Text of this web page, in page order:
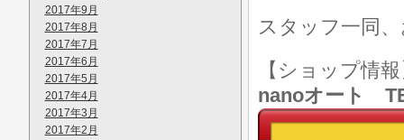
2017年9月
2017年8月
2017年7月
2017年6月
2017年5月
2017年4月
2017年3月
2017年2月
スタッフ一同
【ショップ情
nanoオート